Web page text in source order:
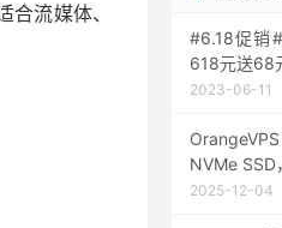
流媒体、
#6.18促销
618元送68
2023-06-11
NVMe SSD
2025-12-04